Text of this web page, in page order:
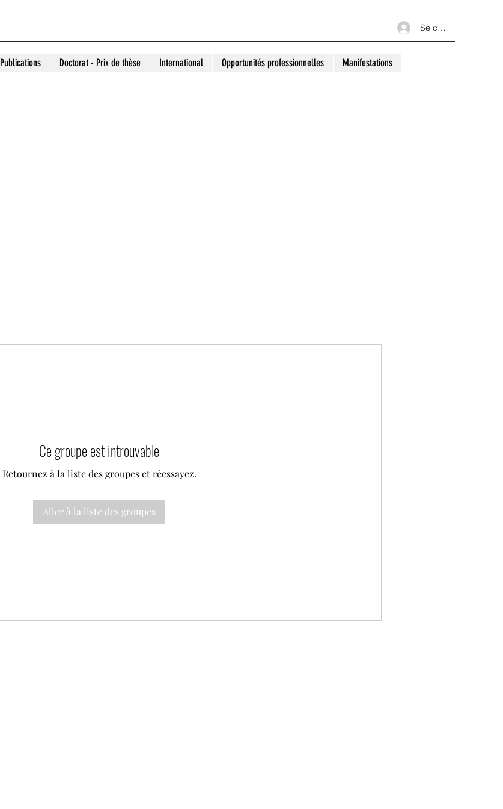
Se connecter
Publications Doctorat - Prix de thèse International Opportunités professionnelles Manifestations
Ce groupe est introuvable
Retournez à la liste des groupes et réessayez.
Aller à la liste des groupes